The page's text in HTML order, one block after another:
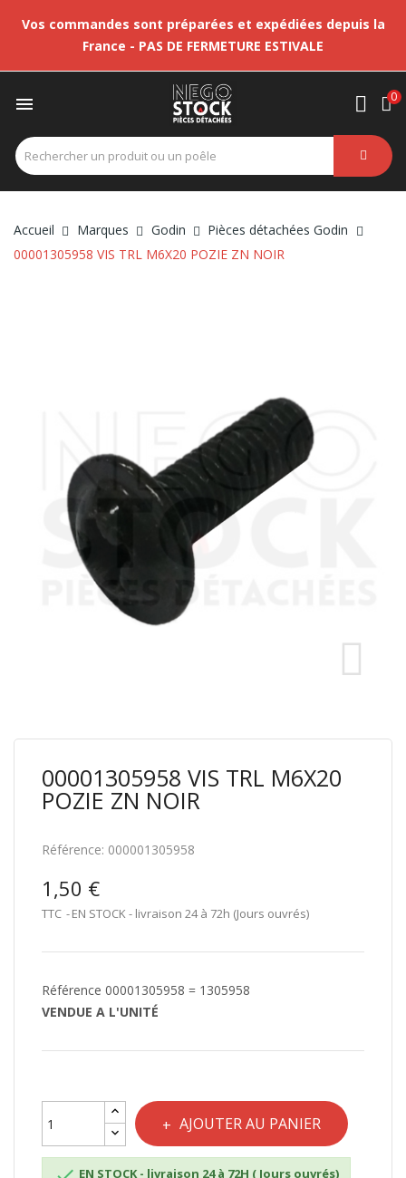
Vos commandes sont préparées et expédiées depuis la
France - PAS DE FERMETURE ESTIVALE
 0
Accueil Marques Godin
Pièces détachées Godin
00001305958 VIS TRL M6X20 POZIE ZN NOIR
00001305958 VIS TRL M6X20
POZIE ZN NOIR
Référence: 000001305958
1,50 €
TTC EN STOCK - livraison 24 à 72h (Jours ouvrés)
Référence 00001305958 = 1305958
VENDUE A L'UNITÉ
AJOUTER AU PANIER
EN STOCK - livraison 24 à 72H ( Jours ouvrés)